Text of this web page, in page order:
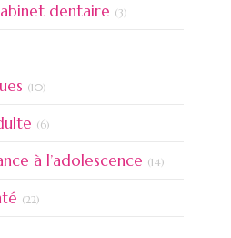
dentaire (3)
(10)
(6)
à l’adolescence (14)
(22)